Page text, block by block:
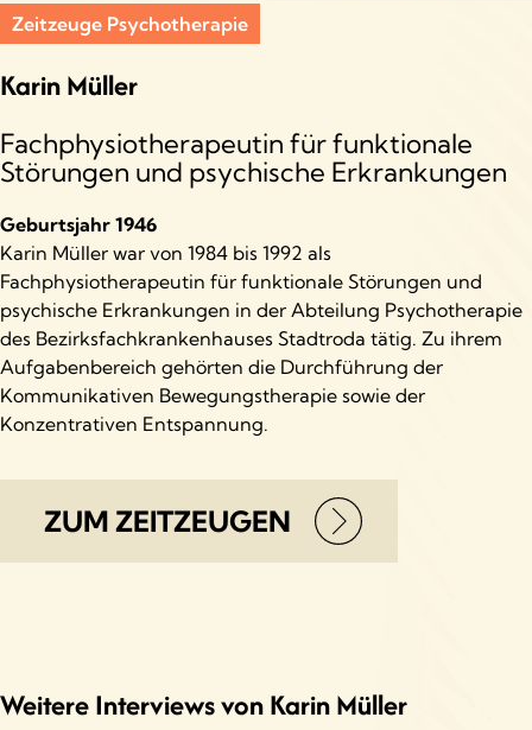
Zeitzeuge Psychotherapie
Karin Müller
Fachphysiotherapeutin für funktionale
Störungen und psychische Erkrankungen
Geburtsjahr 1946
Karin Müller war von 1984 bis 1992 als
Fachphysiotherapeutin für funktionale Störungen und
psychische Erkrankungen in der Abteilung Psychotherapie
des Bezirksfachkrankenhauses Stadtroda tätig. Zu ihrem
Aufgabenbereich gehörten die Durchführung der
Kommunikativen Bewegungstherapie sowie der
Konzentrativen Entspannung.
ZUM ZEITZEUGEN
Weitere Interviews von Karin Müller